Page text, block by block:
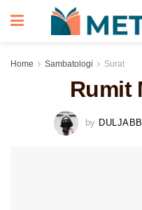
Home Sambatologi Surat
Rumit
by